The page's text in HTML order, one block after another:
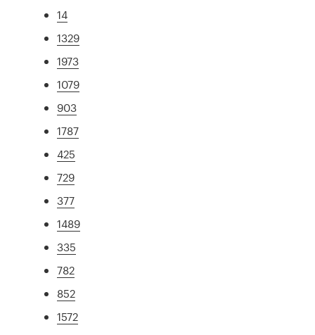
14
1329
1973
1079
903
1787
425
729
377
1489
335
782
852
1572